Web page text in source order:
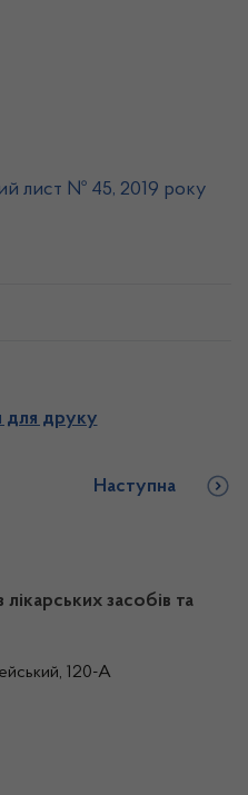
лист № 45, 2019 року
для друку
Наступна
засобів та
120-А